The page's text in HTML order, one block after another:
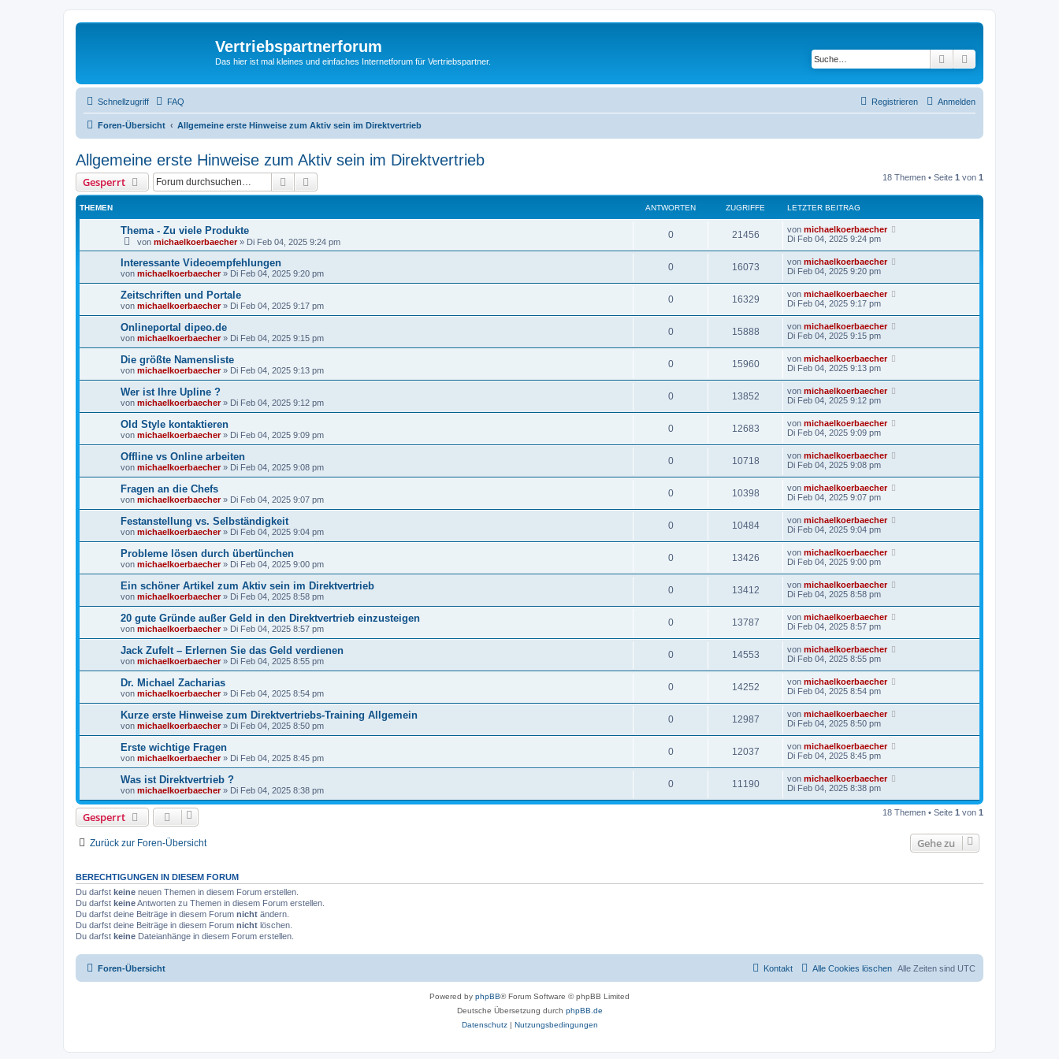
Vertriebspartnerforum
Das hier ist mal kleines und einfaches Internetforum für Vertriebspartner. Suche
Schnellzugriff FAQ Anmelden
Registrieren
Foren-Übersicht Allgemeine erste Hinweise zum Aktiv sein im Direktvertrieb
Allgemeine erste Hinweise zum Aktiv sein im Direktvertrieb
Gesperrt Suche 18 Themen • Seite 1 von 1
THEMEN ANTWORTEN ZUGRIFFE LETZTER BEITRAG
Thema - Zu viele Produkte
von michaelkoerbaecher» Di Feb 04, 2025 9:24 pm
0 21456 von michaelkoerbaecher
Di Feb 04, 2025 9:24 pm
Interessante Videoempfehlungen
von michaelkoerbaecher» Di Feb 04, 2025 9:20 pm
0 16073 von michaelkoerbaecher
Di Feb 04, 2025 9:20 pm
Zeitschriften und Portale
von michaelkoerbaecher» Di Feb 04, 2025 9:17 pm
0 16329 von michaelkoerbaecher
Di Feb 04, 2025 9:17 pm
Onlineportal dipeo.de
von michaelkoerbaecher» Di Feb 04, 2025 9:15 pm
0 15888 von michaelkoerbaecher
Di Feb 04, 2025 9:15 pm
Die größte Namensliste
von michaelkoerbaecher» Di Feb 04, 2025 9:13 pm
0 15960 von michaelkoerbaecher
Di Feb 04, 2025 9:13 pm
Wer ist Ihre Upline ?
von michaelkoerbaecher» Di Feb 04, 2025 9:12 pm
0 13852 von michaelkoerbaecher
Di Feb 04, 2025 9:12 pm
Old Style kontaktieren
von michaelkoerbaecher» Di Feb 04, 2025 9:09 pm
0 12683 von michaelkoerbaecher
Di Feb 04, 2025 9:09 pm
Offline vs Online arbeiten
von michaelkoerbaecher» Di Feb 04, 2025 9:08 pm
0 10718 von michaelkoerbaecher
Di Feb 04, 2025 9:08 pm
Fragen an die Chefs
von michaelkoerbaecher» Di Feb 04, 2025 9:07 pm
0 10398 von michaelkoerbaecher
Di Feb 04, 2025 9:07 pm
Festanstellung vs. Selbständigkeit
von michaelkoerbaecher» Di Feb 04, 2025 9:04 pm
0 10484 von michaelkoerbaecher
Di Feb 04, 2025 9:04 pm
Probleme lösen durch übertünchen
von michaelkoerbaecher» Di Feb 04, 2025 9:00 pm
0 13426 von michaelkoerbaecher
Di Feb 04, 2025 9:00 pm
Ein schöner Artikel zum Aktiv sein im Direktvertrieb
von michaelkoerbaecher» Di Feb 04, 2025 8:58 pm
0 13412 von michaelkoerbaecher
Di Feb 04, 2025 8:58 pm
20 gute Gründe außer Geld in den Direktvertrieb einzusteigen
von michaelkoerbaecher» Di Feb 04, 2025 8:57 pm
0 13787 von michaelkoerbaecher
Di Feb 04, 2025 8:57 pm
Jack Zufelt – Erlernen Sie das Geld verdienen
von michaelkoerbaecher» Di Feb 04, 2025 8:55 pm
0 14553 von michaelkoerbaecher
Di Feb 04, 2025 8:55 pm
Dr. Michael Zacharias
von michaelkoerbaecher» Di Feb 04, 2025 8:54 pm
0 14252 von michaelkoerbaecher
Di Feb 04, 2025 8:54 pm
Kurze erste Hinweise zum Direktvertriebs-Training Allgemein
von michaelkoerbaecher» Di Feb 04, 2025 8:50 pm
0 12987 von michaelkoerbaecher
Di Feb 04, 2025 8:50 pm
Erste wichtige Fragen
von michaelkoerbaecher» Di Feb 04, 2025 8:45 pm
0 12037 von michaelkoerbaecher
Di Feb 04, 2025 8:45 pm
Was ist Direktvertrieb ?
von michaelkoerbaecher» Di Feb 04, 2025 8:38 pm
0 11190 von michaelkoerbaecher
Di Feb 04, 2025 8:38 pm
Gesperrt 18 Themen • Seite 1 von 1
Zurück zur Foren-Übersicht Gehe zu
BERECHTIGUNGEN IN DIESEM FORUM
Du darfst keine neuen Themen in diesem Forum erstellen.
Du darfst keineAntworten zu Themen in diesem Forum erstellen.
Du darfst deine Beiträge in diesem Forum nicht ändern.
Du darfst deine Beiträge in diesem Forum nicht löschen.
Du darfst keine Dateianhänge in diesem Forum erstellen.
Foren-Übersicht Alle Zeiten sind UTC
Alle Cookies löschen
Kontakt
Powered by phpBB® Forum Software © phpBB Limited
Deutsche Übersetzung durch phpBB.de
Datenschutz| Nutzungsbedingungen